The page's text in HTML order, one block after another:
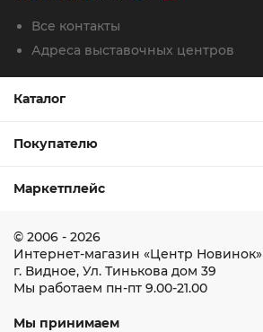
Все контакты
Адреса выставочных центров
Каталог
Покупателю
Маркетплейс
© 2006 - 2026
Интернет-магазин «Центр Новинок»
г. Видное, Ул. Тинькова дом 39
Мы работаем пн-пт 9.00-21.00
Мы принимаем